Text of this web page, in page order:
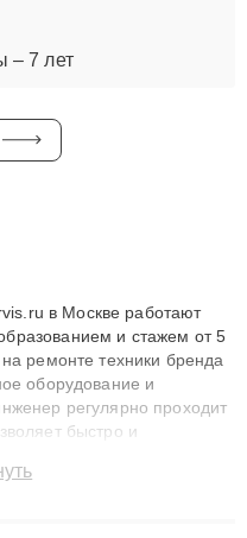
– 7 лет
в Москве работают
и стажем от 5
ремонте техники бренда
оборудование и
регулярно проходит
быстро и
мастера решают